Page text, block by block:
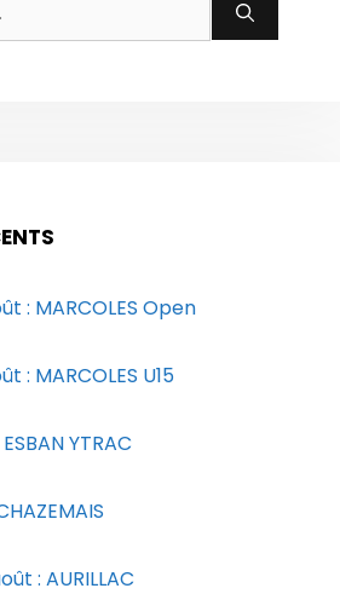
: MARCOLES Open
: MARCOLES U15
YTRAC
: AURILLAC